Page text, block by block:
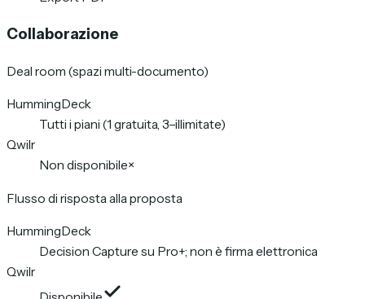
Collaborazione
Deal room (spazi multi-documento)
HummingDeck
Tutti i piani (1 gratuita, 3–illimitate)
Qwilr
Non disponibile×
Flusso di risposta alla proposta
HummingDeck
Decision Capture su Pro+; non è firma elettronica
Qwilr